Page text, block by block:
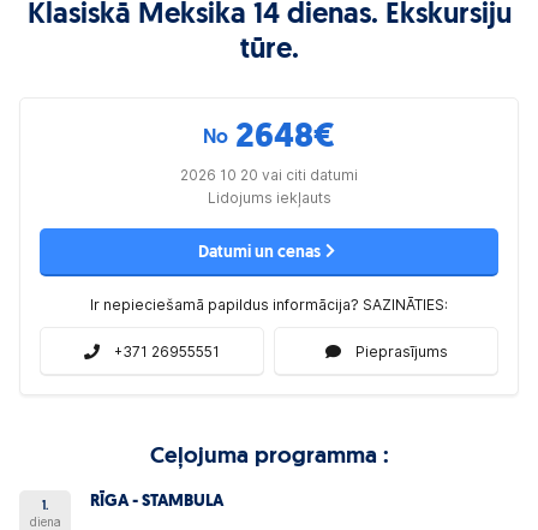
Klasiskā Meksika 14 dienas. Ekskursiju
tūre.
No 2648€
2026 10 20 vai citi datumi
Lidojums iekļauts
Datumi un cenas
Ir nepieciešamā papildus informācija? SAZINĀTIES:
+371 26955551 Pieprasījums
Ceļojuma programma :
1.
diena
RĪGA - STAMBULA